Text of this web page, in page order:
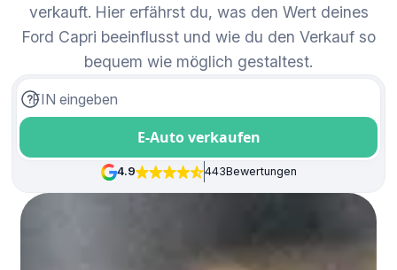
verkauft. Hier erfährst du, was den Wert deines
Ford Capri beeinflusst und wie du den Verkauf so
bequem wie möglich gestaltest.
E-Auto verkaufen
4.9 443Bewertungen